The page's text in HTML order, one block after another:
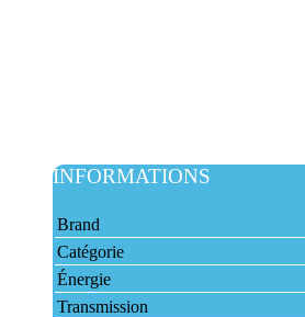
INFORMATIONS
Brand
Catégorie
Énergie
Transmission